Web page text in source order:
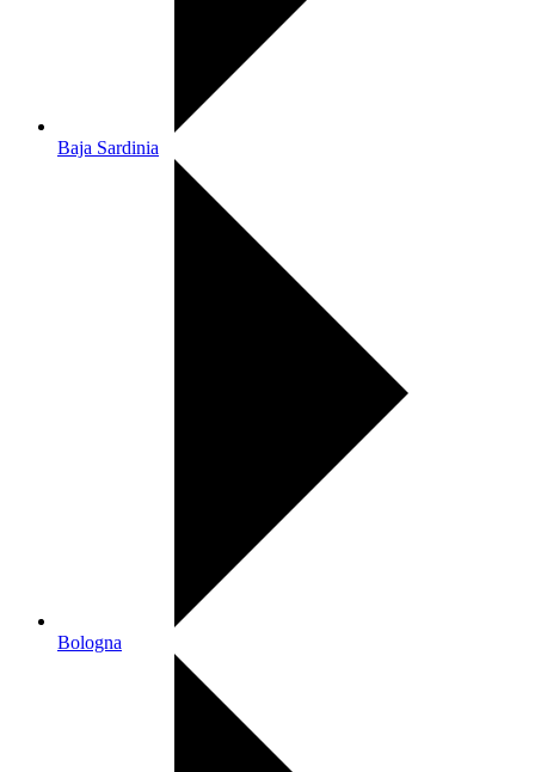
Baja Sardinia
Bologna